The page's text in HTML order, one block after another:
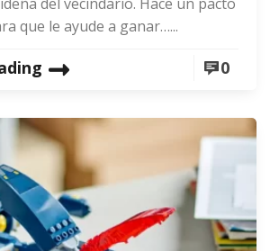
que le ayude a ganar…...
0